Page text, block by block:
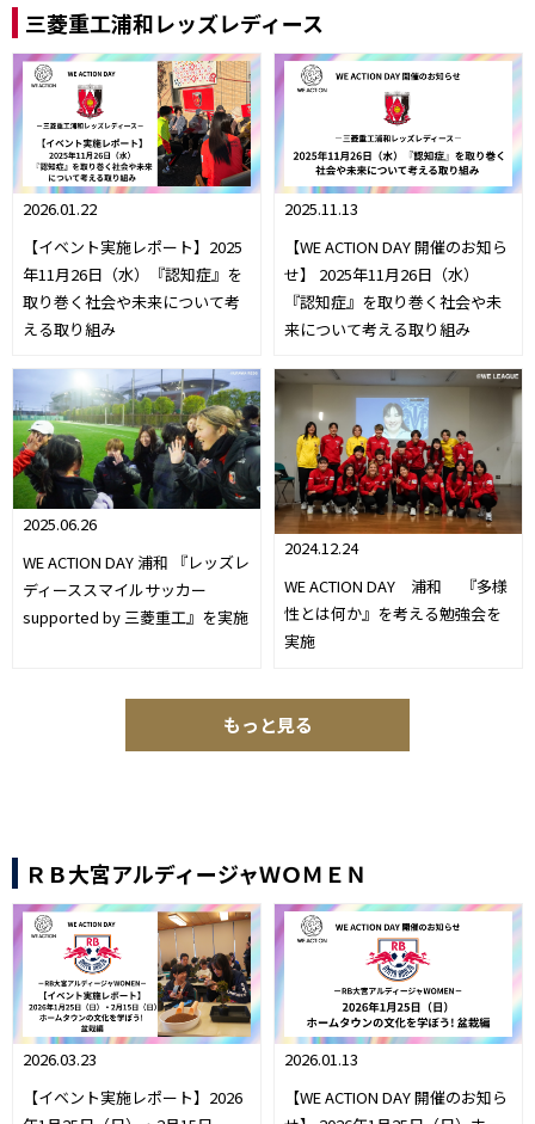
三菱重工浦和レッズレディース
2026.01.22
【イベント実施レポート】2025
年11月26日（水）『認知症』を
取り巻く社会や未来について考
える取り組み
2025.11.13
【WE ACTION DAY 開催のお知ら
せ】 2025年11月26日（水）
『認知症』を取り巻く社会や未
来について考える取り組み
2025.06.26
WE ACTION DAY 浦和 『レッズレ
ディーススマイルサッカー
supported by 三菱重工』を実施
2024.12.24
WE ACTION DAY 浦和 『多様
性とは何か』を考える勉強会を
実施
もっと見る
ＲＢ大宮アルディージャＷＯＭＥＮ
2026.03.23
【イベント実施レポート】2026
2026.01.13
【WE ACTION DAY 開催のお知ら